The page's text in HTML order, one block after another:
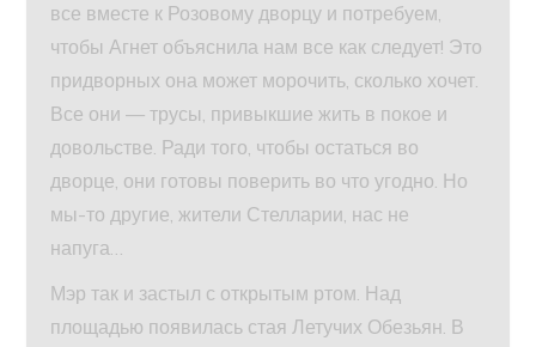
все вместе к Розовому дворцу и потребуем,
чтобы Агнет объяснила нам все как следует! Это
придворных она может морочить, сколько хочет.
Все они — трусы, привыкшие жить в покое и
довольстве. Ради того, чтобы остаться во
дворце, они готовы поверить во что угодно. Но
мы-то другие, жители Стелларии, нас не
напуга…
Мэр так и застыл с открытым ртом. Над
площадью появилась стая Летучих Обезьян. В